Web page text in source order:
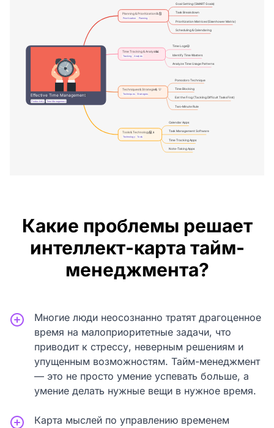
Какие проблемы решает
интеллект-карта тайм-
менеджмента?
Многие люди неосознанно тратят драгоценное
время на малоприоритетные задачи, что
приводит к стрессу, неверным решениям и
упущенным возможностям. Тайм-менеджмент
— это не просто умение успевать больше, а
умение делать нужные вещи в нужное время.
Карта мыслей по управлению временем